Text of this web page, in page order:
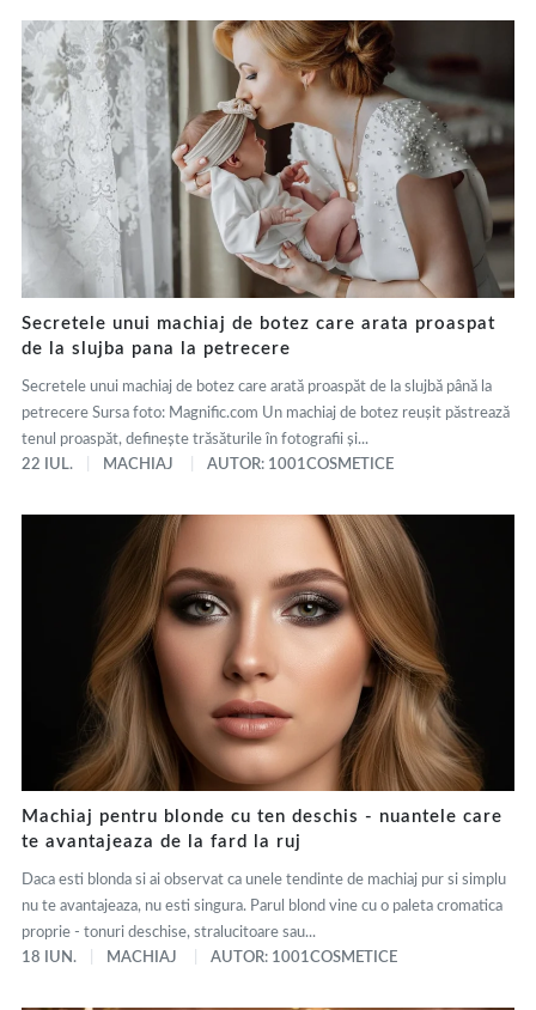
Secretele unui machiaj de botez care arata proaspat
de la slujba pana la petrecere
Secretele unui machiaj de botez care arată proaspăt de la slujbă până la
petrecere Sursa foto: Magnific.com Un machiaj de botez reușit păstrează
tenul proaspăt, definește trăsăturile în fotografii și...
22 IUL.
MACHIAJ AUTOR: 1001COSMETICE
Machiaj pentru blonde cu ten deschis - nuantele care
te avantajeaza de la fard la ruj
Daca esti blonda si ai observat ca unele tendinte de machiaj pur si simplu
nu te avantajeaza, nu esti singura. Parul blond vine cu o paleta cromatica
proprie - tonuri deschise, stralucitoare sau...
18 IUN.
MACHIAJ AUTOR: 1001COSMETICE